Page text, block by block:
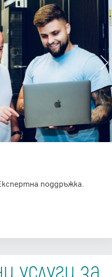
поддръжка.